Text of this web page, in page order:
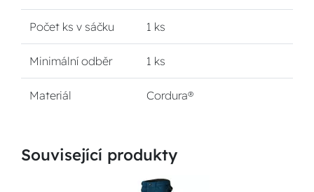
Počet ks v sáčku 1 ks
Minimální odběr 1 ks
Materiál Cordura®
Související produkty